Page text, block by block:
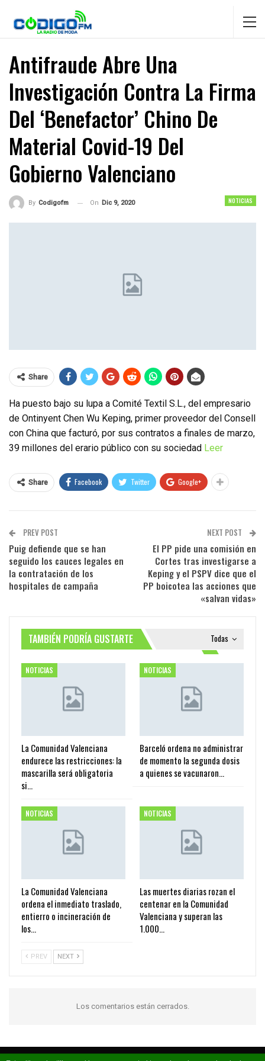
Antifraude Abre Una
Investigación Contra La Firma
Del ‘benefactor’ Chino De
Material Covid-19 Del
Gobierno Valenciano
NOTICIAS
By Codigofm On Dic 9, 2020
Share
Ha puesto bajo su lupa a Comité Textil S.L., del empresario
de Ontinyent Chen Wu Keping, primer proveedor del Consell
con China que facturó, por sus contratos a finales de marzo,
39 millones del erario público con su sociedad Leer
Share Facebook Twitter Google+
PREV POST
Puig defiende que se han
seguido los cauces legales en
la contratación de los
hospitales de campaña
NEXT POST
El PP pide una comisión en
Cortes tras investigarse a
Keping y el PSPV dice que el
PP boicotea las acciones que
«salvan vidas»
Todas
TAMBIÉN PODRÍA GUSTARTE
NOTICIAS
La Comunidad Valenciana
endurece las restricciones: la
mascarilla será obligatoria
si…
NOTICIAS
Barceló ordena no administrar
de momento la segunda dosis
a quienes se vacunaron…
NOTICIAS
La Comunidad Valenciana
ordena el inmediato traslado,
entierro o incineración de
los…
NOTICIAS
Las muertes diarias rozan el
centenar en la Comunidad
Valenciana y superan las
1.000…
PREV NEXT
Los comentarios están cerrados.